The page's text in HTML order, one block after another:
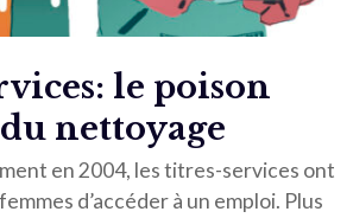
le poison
nettoyage
en 2004, les titres-services ont
d’accéder à un emploi. Plus